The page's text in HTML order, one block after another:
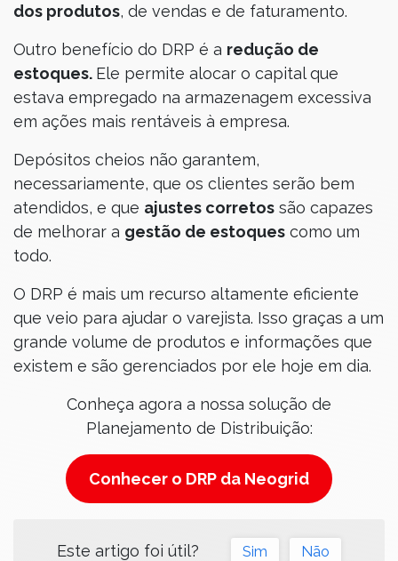
dos produtos, de vendas e de faturamento.
Outro benefício do DRP é a redução de
estoques. Ele permite alocar o capital que
estava empregado na armazenagem excessiva
em ações mais rentáveis à empresa.
Depósitos cheios não garantem,
necessariamente, que os clientes serão bem
atendidos, e que ajustes corretos são capazes
de melhorar a gestão de estoques como um
todo.
O DRP é mais um recurso altamente eficiente
que veio para ajudar o varejista. Isso graças a um
grande volume de produtos e informações que
existem e são gerenciados por ele hoje em dia.
Conheça agora a nossa solução de
Planejamento de Distribuição:
Conhecer o DRP da Neogrid
Este artigo foi útil? Sim Não